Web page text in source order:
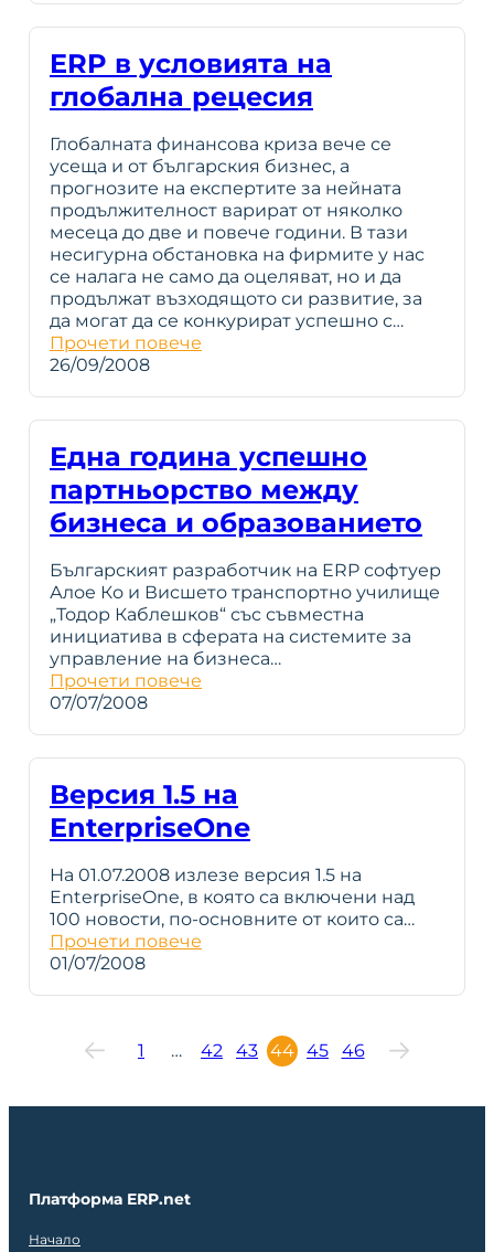
ERP в условията на
глобална рецесия
Глобалната финансова криза вече се
усеща и от българския бизнес, а
прогнозите на експертите за нейната
продължителност варират от няколко
месеца до две и повече години. В тази
несигурна обстановка на фирмите у нас
се налага не само да оцеляват, но и да
продължат възходящото си развитие, за
да могат да се конкурират успешно с…
Прочети повече
26/09/2008
Една година успешно
партньорство между
бизнеса и образованието
Българският разработчик на ERP софтуер
Алое Ко и Висшето транспортно училище
„Тодор Каблешков“ със съвместна
инициатива в сферата на системите за
управление на бизнеса…
Прочети повече
07/07/2008
Версия 1.5 на
EnterpriseOne
На 01.07.2008 излезе версия 1.5 на
EnterpriseOne, в която са включени над
100 новости, по-основните от които са…
Прочети повече
01/07/2008
1 … 42 43 44 45 46
Платформа ERP.net
Начало